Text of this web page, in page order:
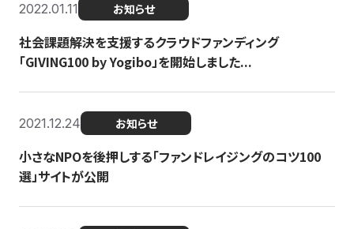
2022.01.11 お知らせ
社会課題解決を支援するクラウドファンディング
「GIVING100 by Yogibo」を開始しました...
2021.12.24 お知らせ
小さなNPOを後押しする「ファンドレイジングのコツ100
選」サイトが公開